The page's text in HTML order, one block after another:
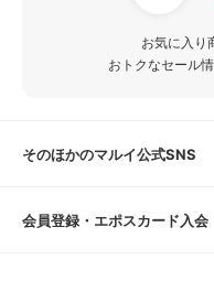
お気に入り
おトクなセール
そのほかのマルイ公式SNS
会員登録・エポスカード入会